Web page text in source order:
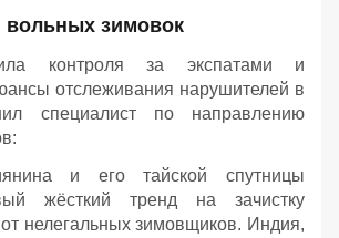
вольных зимовок
контроля за экспатами и
отслеживания нарушителей в
специалист по направлению
и его тайской спутницы
жёсткий тренд на зачистку
нелегальных зимовщиков. Индия,